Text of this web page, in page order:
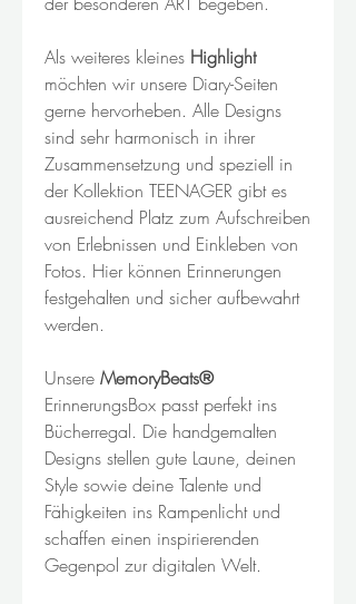
Als weiteres kleines Highlight
möchten wir unsere Diary-Seiten
gerne hervorheben. Alle Designs
sind sehr harmonisch in ihrer
Zusammensetzung und speziell in
der Kollektion TEENAGER gibt es
ausreichend Platz zum Aufschreiben
von Erlebnissen und Einkleben von
Fotos. Hier können Erinnerungen
festgehalten und sicher aufbewahrt
werden.
Unsere MemoryBeats®
ErinnerungsBox passt perfekt ins
Bücherregal. Die handgemalten
Designs stellen gute Laune, deinen
Style sowie deine Talente und
Fähigkeiten ins Rampenlicht und
schaffen einen inspirierenden
Gegenpol zur digitalen Welt.